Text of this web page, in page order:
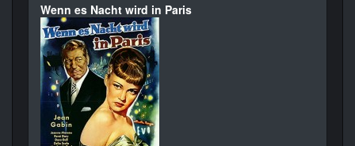
Wenn es Nacht wird in Paris